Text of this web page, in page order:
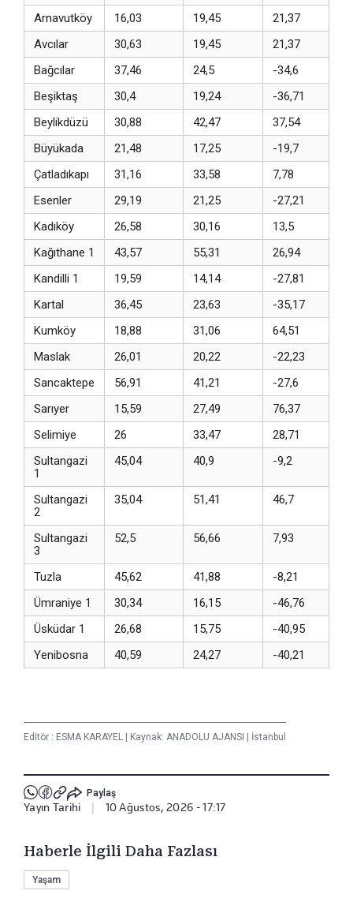
Arnavutköy 16,03 19,45
21,37
Avcılar
30,63 19,45
21,37
Bağcılar
37,46 24,5
-34,6
Beşiktaş
30,4 19,24
-36,71
Beylikdüzü
30,88 42,47
37,54
Büyükada
21,48 17,25
-19,7
Çatladıkapı
31,16 33,58
7,78
Esenler
29,19 21,25
-27,21
Kadıköy
26,58 30,16
13,5
Kağıthane 1
43,57 55,31
26,94
Kandilli 1
19,59 14,14
-27,81
Kartal
36,45 23,63
-35,17
Kumköy
18,88 31,06
64,51
Maslak
26,01 20,22
-22,23
Sancaktepe
56,91 41,21
-27,6
Sarıyer
15,59 27,49
76,37
Selimiye
26 33,47
28,71
Sultangazi
1
45,04 40,9 -9,2
Sultangazi
2
35,04 51,41 46,7
Sultangazi
3
52,5 56,66 7,93
Tuzla 45,62 41,88
-8,21
Ümraniye 1
30,34 16,15
-46,76
Üsküdar 1
26,68 15,75
-40,95
Yenibosna
40,59 24,27 -40,21
Editör : ESMA KARAYEL | Kaynak: ANADOLU AJANSI | İstanbul
Paylaş
Yayın Tarihi 10 Ağustos, 2026 - 17:17
Haberle İlgili Daha Fazlası
Yaşam